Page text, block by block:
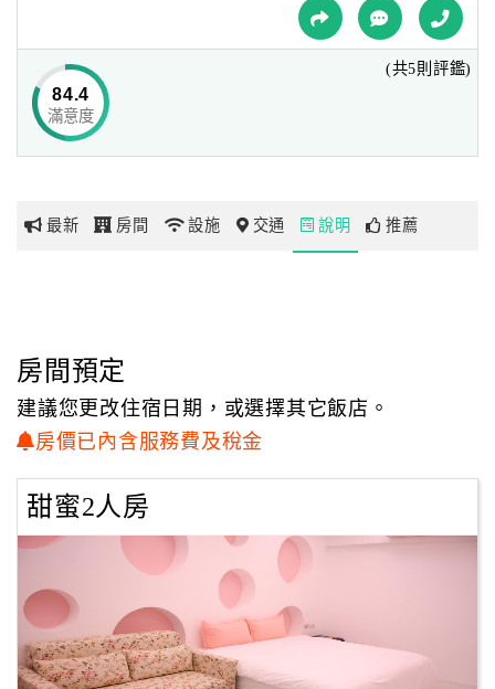
網
玩
地
圖
顧
務
顧
客
滿
意
1.提供租賃汽機車及旅遊資訊服務。
2.代售海洋公園、兆豐農場優惠門票。
3.代為安排一日遊活動及賞鯨、泛舟、溯溪活動。
84.4
滿意度
(共5則評鑑)
最新 房間 設施 交通 說明 推薦
房間預定
建議您更改住宿日期，或選擇其它飯店。
房價已內含服務費及稅金
甜蜜2人房